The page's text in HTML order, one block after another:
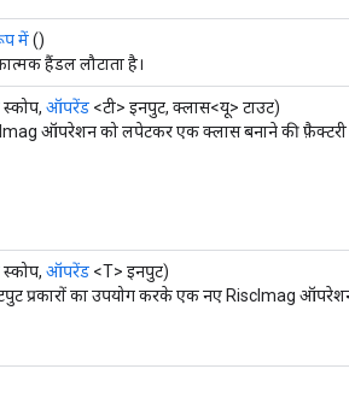
में()
हैंडल लौटाता है।
स्कोप, ऑपरेंड <टी> इनपुट, क्लास<यू> टाउट)
ऑपरेशन को लपेटकर एक क्लास बनाने की फ़ैक्टरी
स्कोप, ऑपरेंड <T> इनपुट)
प्रकारों का उपयोग करके एक नए RiscImag